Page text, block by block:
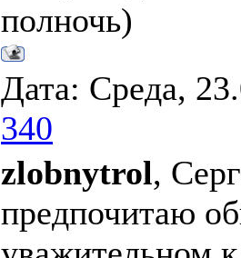
полночь)
Дата: Среда,
340
zlobnytrol,
предпочитаю